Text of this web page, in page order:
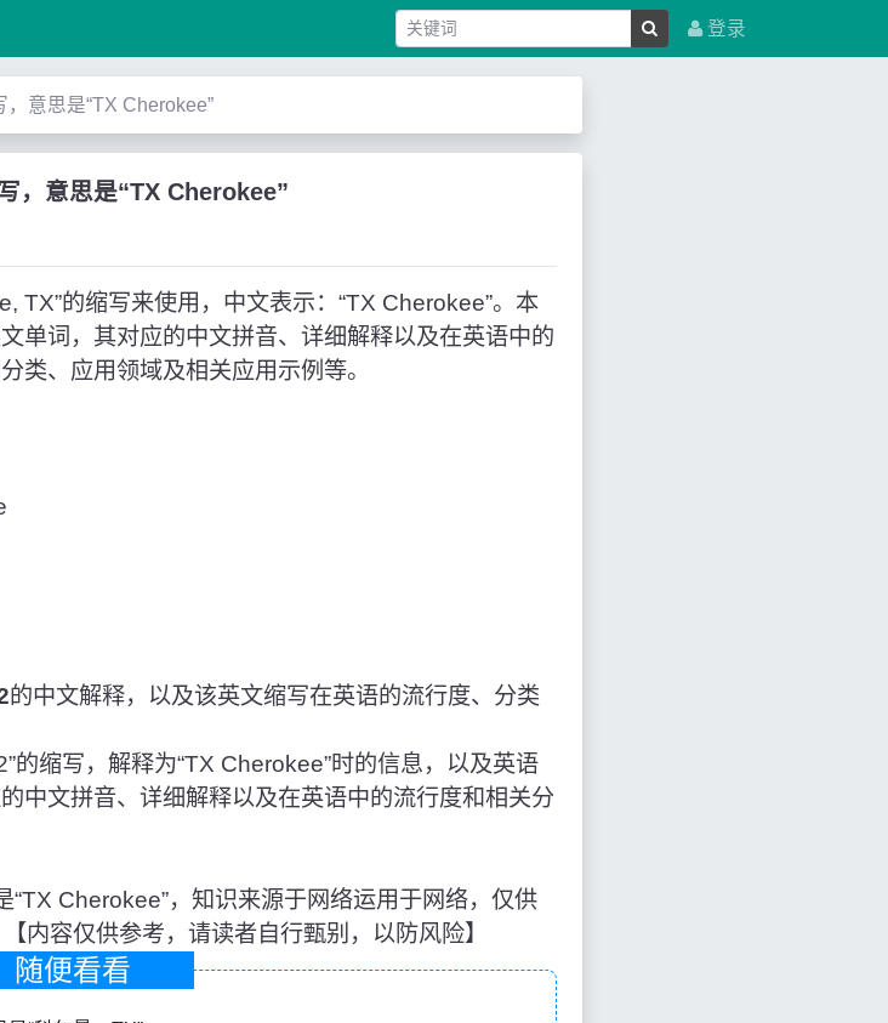
登录
，意思是“TX Cherokee”
，意思是“TX Cherokee”
TX”的缩写来使用，中文表示：“TX Cherokee”。本
单词，其对应的中文拼音、详细解释以及在英语中的
类、应用领域及相关应用示例等。
的中文解释，以及该英文缩写在英语的流行度、分类
的缩写，解释为“TX Cherokee”时的信息，以及英语
中文拼音、详细解释以及在英语中的流行度和相关分
“TX Cherokee”，知识来源于网络运用于网络，仅供
内容仅供参考，请读者自行甄别，以防风险】
随便看看